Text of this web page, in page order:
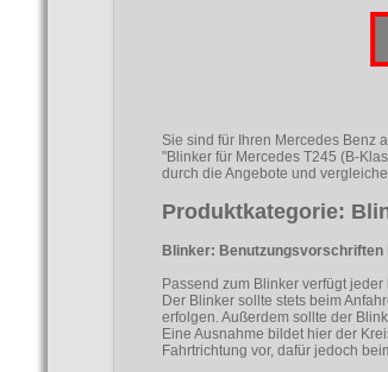
Sie sind für Ihren Mercedes Benz
"Blinker für Mercedes T245 (B-
durch die Angebote und
Produktkategorie:
Blinker: Benutzungsvorschriften
Passend zum Blinker verfügt
Der Blinker sollte stets beim
erfolgen. Außerdem sollte der
Eine Ausnahme bildet hier der
Fahrtrichtung vor, dafür jedoch